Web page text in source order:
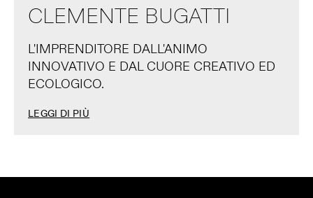
CLEMENTE BUGATTI
L'IMPRENDITORE DALL'ANIMO
INNOVATIVO E DAL CUORE CREATIVO ED
ECOLOGICO.
LEGGI DI PIÙ